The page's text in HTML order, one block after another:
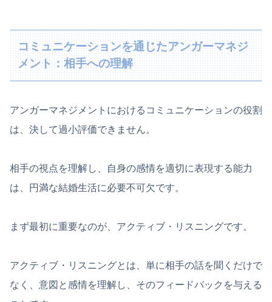
コミュニケーションを通じたアンガーマネジ
メント：相手への理解
アンガーマネジメントにおけるコミュニケーションの役割
は、決して過小評価できません。
相手の視点を理解し、自身の感情を適切に表現する能力
は、円満な結婚生活に必要不可欠です。
まず最初に重要なのが、アクティブ・リスニングです。
アクティブ・リスニングとは、単に相手の話を聞くだけで
なく、意図と感情を理解し、そのフィードバックを与える